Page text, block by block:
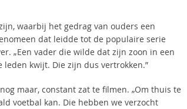
waarbij het gedrag van ouders een
dat leidde tot de populaire serie
„Een vader die wilde dat zijn zoon in een
kwijt. Die zijn dus vertrokken.”
maar, constant zat te filmen. „Om thuis te
voetbal kan. Die hebben we verzocht